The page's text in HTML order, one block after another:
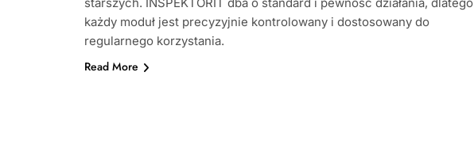
każdy moduł jest precyzyjnie kontrolowany i dostosowany do
regularnego korzystania.
Read More